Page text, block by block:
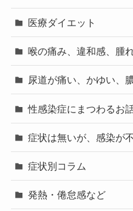
医療ダイエット
喉の痛み、違和感、腫
尿道が痛い、かゆい、
性感染症にまつわるお
症状は無いが、感染が
症状別コラム
発熱・倦怠感など